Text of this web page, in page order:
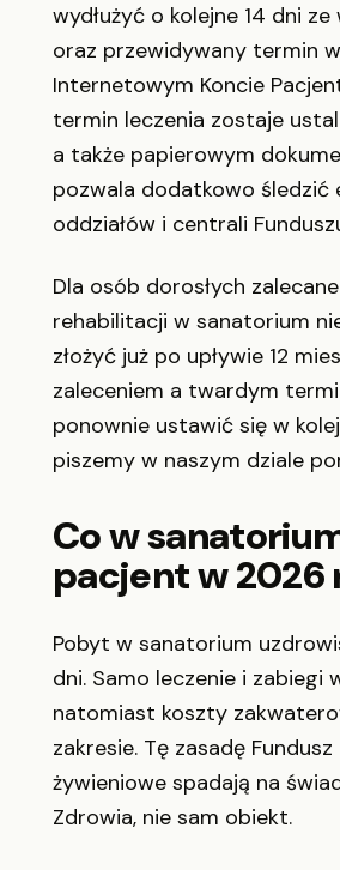
wydłużyć o kolejne 14 dni
oraz przewidywany termin
Internetowym Koncie
termin leczenia zostaje
a także papierowym
pozwala dodatkowo
oddziałów i centrali
Dla osób dorosłych
rehabilitacji w sanatorium
złożyć już po upływie 12
zaleceniem a twardym
ponownie ustawić się w
piszemy w naszym dziale
Co w
pacjent w 2026
Pobyt w sanatorium
dni. Samo leczenie i
natomiast koszty
zakresie. Tę zasadę
żywieniowe spadają na
Zdrowia, nie sam obiekt.